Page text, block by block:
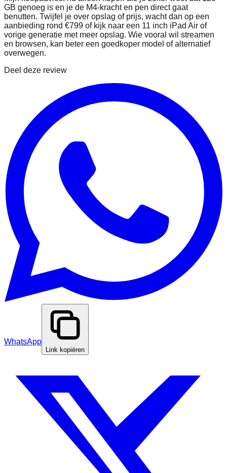
GB genoeg is en je de M4-kracht en pen direct gaat
benutten. Twijfel je over opslag of prijs, wacht dan op een
aanbieding rond €799 of kijk naar een 11 inch iPad Air of
vorige generatie met meer opslag. Wie vooral wil streamen
en browsen, kan beter een goedkoper model of alternatief
overwegen.
Deel deze review
WhatsApp
Link kopiëren